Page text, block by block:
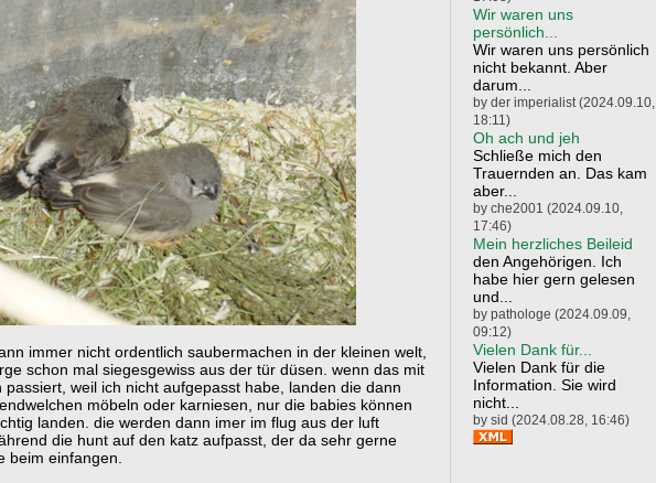
immer nicht ordentlich saubermachen in der kleinen welt,
schon mal siegesgewiss aus der tür düsen. wenn das mit
passiert, weil ich nicht aufgepasst habe, landen die dann
möbeln oder karniesen, nur die babies können
landen. die werden dann imer im flug aus der luft
die hunt auf den katz aufpasst, der da sehr gerne
beim einfangen.
Wir waren uns
persönlich...
Wir waren uns persönlich
nicht bekannt. Aber
darum...
by der imperialist (2024.09.10,
18:11)
Oh ach und jeh
Schließe mich den
Trauernden an. Das kam
aber...
by che2001 (2024.09.10,
17:46)
Mein herzliches Beileid
den Angehörigen. Ich
habe hier gern gelesen
und...
by pathologe (2024.09.09,
09:12)
Vielen Dank für...
Vielen Dank für die
Information. Sie wird
nicht...
by sid (2024.08.28, 16:46)